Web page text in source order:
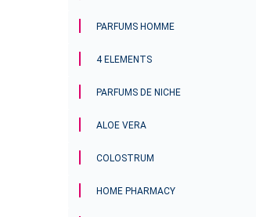
PARFUMS HOMME
4 ELEMENTS
PARFUMS DE NICHE
ALOE VERA
COLOSTRUM
HOME PHARMACY